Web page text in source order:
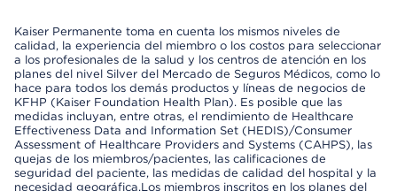
Kaiser Permanente toma en cuenta los mismos niveles de
calidad, la experiencia del miembro o los costos para seleccionar
a los profesionales de la salud y los centros de atención en los
planes del nivel Silver del Mercado de Seguros Médicos, como lo
hace para todos los demás productos y líneas de negocios de
KFHP (Kaiser Foundation Health Plan). Es posible que las
medidas incluyan, entre otras, el rendimiento de Healthcare
Effectiveness Data and Information Set (HEDIS)/Consumer
Assessment of Healthcare Providers and Systems (CAHPS), las
quejas de los miembros/pacientes, las calificaciones de
seguridad del paciente, las medidas de calidad del hospital y la
necesidad geográfica.Los miembros inscritos en los planes del